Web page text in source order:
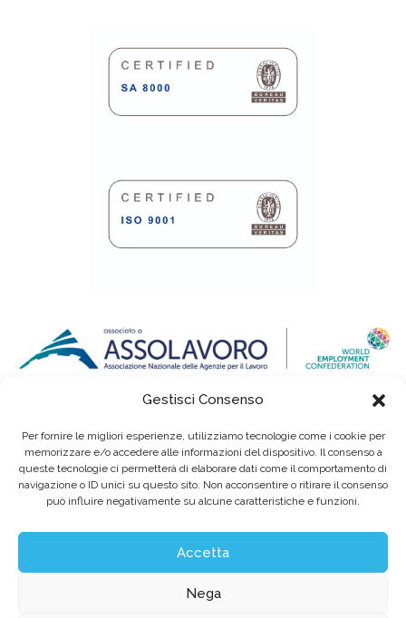
Gestisci Consenso
Per fornire le migliori esperienze, utilizziamo tecnologie come i cookie per
memorizzare e/o accedere alle informazioni del dispositivo. Il consenso a
queste tecnologie ci permetterà di elaborare dati come il comportamento di
navigazione o ID unici su questo sito. Non acconsentire o ritirare il consenso
può influire negativamente su alcune caratteristiche e funzioni.
Accetta
Nega
Eurointerim S.p.A. Società Benefit / Agenzia per il Lavoro / Cap. Soc. deliberato e
Sede legale: Viale dell'Industria, 60 / 35129 Padova Tel. (+39) 049 89 34 994 / Fax (+39)
049 89 35 068 /
info@eurointerim.it
C.F. - P. IVA - Reg. Imp. di Padova n° 03304720281 REA nº302673 / Aut. Min. Lav. Prot.
n.1208 - SG del 16.12.2004